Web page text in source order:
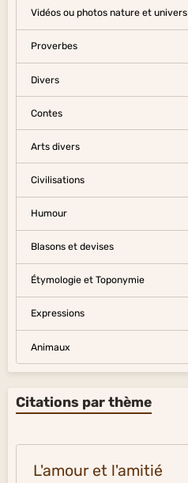
Vidéos ou photos nature et univers
Proverbes
Divers
Contes
Arts divers
Civilisations
Humour
Blasons et devises
Étymologie et Toponymie
Expressions
Animaux
Citations par thème
L'amour et l'amitié